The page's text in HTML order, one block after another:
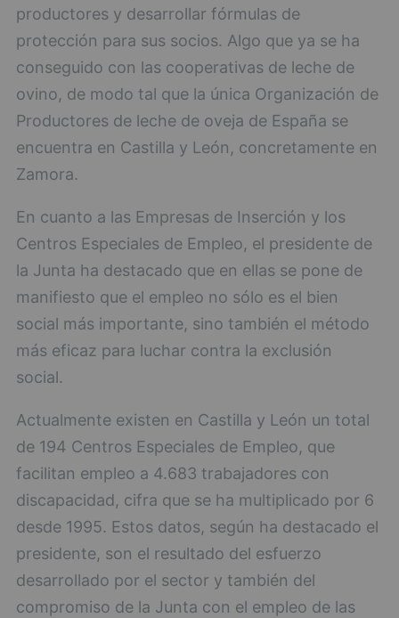
productores y desarrollar fórmulas de
protección para sus socios. Algo que ya se ha
conseguido con las cooperativas de leche de
ovino, de modo tal que la única Organización de
Productores de leche de oveja de España se
encuentra en Castilla y León, concretamente en
Zamora.
En cuanto a las Empresas de Inserción y los
Centros Especiales de Empleo, el presidente de
la Junta ha destacado que en ellas se pone de
manifiesto que el empleo no sólo es el bien
social más importante, sino también el método
más eficaz para luchar contra la exclusión
social.
Actualmente existen en Castilla y León un total
de 194 Centros Especiales de Empleo, que
facilitan empleo a 4.683 trabajadores con
discapacidad, cifra que se ha multiplicado por 6
desde 1995. Estos datos, según ha destacado el
presidente, son el resultado del esfuerzo
desarrollado por el sector y también del
compromiso de la Junta con el empleo de las